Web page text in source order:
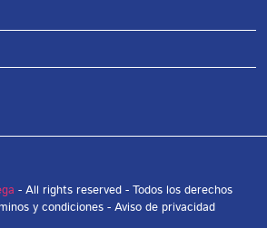
- All rights reserved - Todos los derechos
y condiciones - Aviso de privacidad